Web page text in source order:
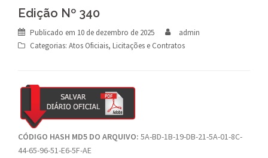
Edição Nº 340
Publicado em 10 de dezembro de 2025
admin
Categorias: Atos Oficiais, Licitações e Contratos
CÓDIGO HASH MD5 DO ARQUIVO: 5A-BD-1B-19-DB-21-5A-01-8C-
44-65-96-51-E6-5F-AE